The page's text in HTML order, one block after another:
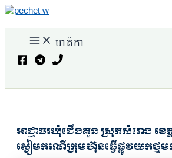
Skip
contentMain
Menu មាតិកា
អាជ្ញាធរឃុំជើងគួន ស្រុកសំរោង ខេត្
ស្ងៀមករណីក្រុមហ៊ុនធ្វើផ្លូវយកថ្ម